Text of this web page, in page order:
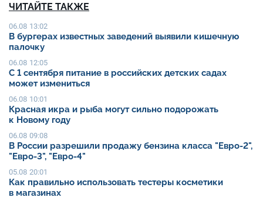
ЧИТАЙТЕ ТАКЖЕ
06.08 13:02
В бургерах известных заведений выявили кишечную
палочку
06.08 12:05
С 1 сентября питание в российских детских садах
может измениться
06.08 10:01
Красная икра и рыба могут сильно подорожать
к Новому году
06.08 09:08
В России разрешили продажу бензина класса "Евро-2",
"Евро-3", "Евро-4"
05.08 20:01
Как правильно использовать тестеры косметики
в магазинах